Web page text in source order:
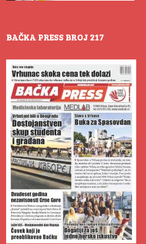
BAČKA PRESS BROJ 217